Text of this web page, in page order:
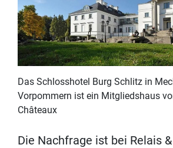
Das Schlosshotel Burg Schlitz in
Vorpommern ist ein Mitgliedshaus
Châteaux
Die Nachfrage ist bei Relais